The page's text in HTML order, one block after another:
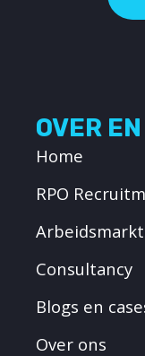
OVER EN
Home
RPO
Consultancy
Blogs en
Over ons